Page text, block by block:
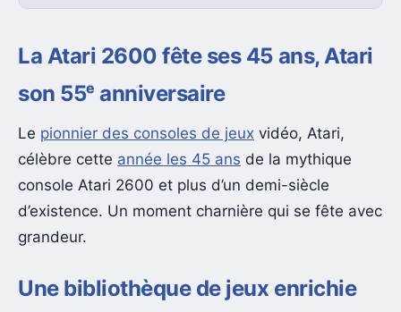
La Atari 2600 fête ses 45 ans, Atari
son 55ᵉ anniversaire
Le pionnier des consoles de jeux vidéo, Atari,
célèbre cette année les 45 ans de la mythique
console Atari 2600 et plus d’un demi-siècle
d’existence. Un moment charnière qui se fête avec
grandeur.
Une bibliothèque de jeux enrichie